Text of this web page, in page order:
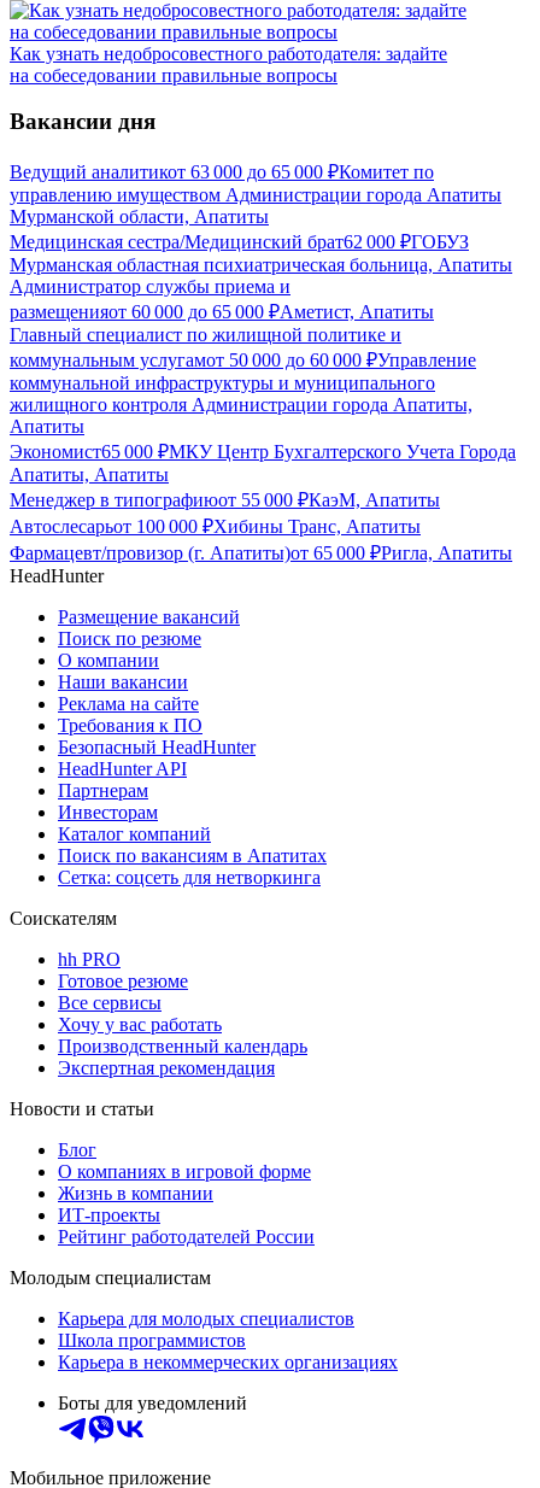
Как узнать недобросовестного работодателя: задайте
на собеседовании правильные вопросы
Вакансии дня
Ведущий аналитикот 63 000 до 65 000 ₽Комитет по
управлению имуществом Администрации города Апатиты
Мурманской области, Апатиты
Медицинская сестра/Медицинский брат62 000 ₽ГОБУЗ
Мурманская областная психиатрическая больница, Апатиты
Администратор службы приема и
размещенияот 60 000 до 65 000 ₽Аметист, Апатиты
Главный специалист по жилищной политике и
коммунальным услугамот 50 000 до 60 000 ₽Управление
коммунальной инфраструктуры и муниципального
жилищного контроля Администрации города Апатиты,
Апатиты
Экономист65 000 ₽МКУ Центр Бухгалтерского Учета Города
Апатиты, Апатиты
Менеджер в типографиюот 55 000 ₽КаэМ, Апатиты
Автослесарьот 100 000 ₽Хибины Транс, Апатиты
Фармацевт/провизор (г. Апатиты)от 65 000 ₽Ригла, Апатиты
HeadHunter
Размещение вакансий
Поиск по резюме
О компании
Наши вакансии
Реклама на сайте
Требования к ПО
Безопасный HeadHunter
HeadHunter API
Партнерам
Инвесторам
Каталог компаний
Поиск по вакансиям в Апатитах
Сетка: соцсеть для нетворкинга
Соискателям
hh PRO
Готовое резюме
Все сервисы
Хочу у вас работать
Производственный календарь
Экспертная рекомендация
Новости и статьи
Блог
О компаниях в игровой форме
Жизнь в компании
ИТ-проекты
Рейтинг работодателей России
Молодым специалистам
Карьера для молодых специалистов
Школа программистов
Карьера в некоммерческих организациях
Боты для уведомлений
Мобильное приложение